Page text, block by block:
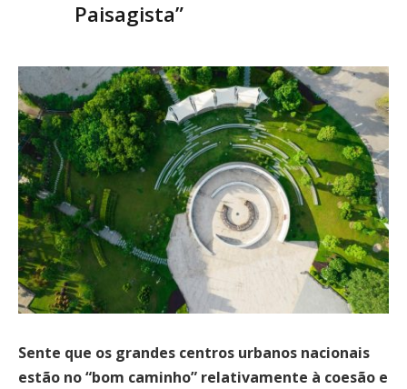
Paisagista”
Sente que os grandes centros urbanos nacionais
estão no “bom caminho” relativamente à coesão e